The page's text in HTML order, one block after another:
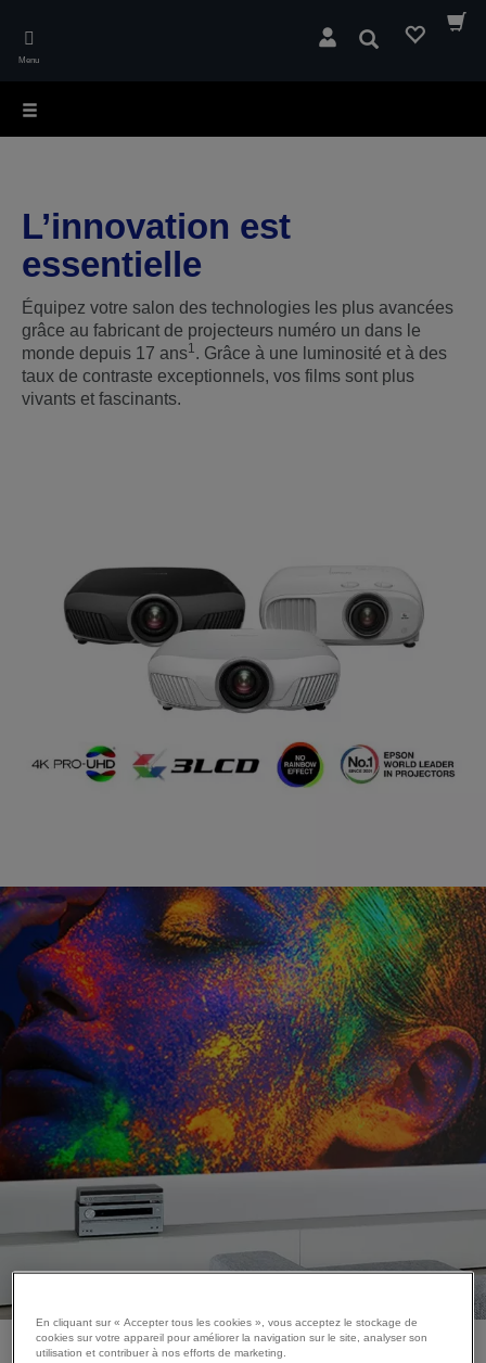
main
Menu
Rechercher
L’innovation est
essentielle
Équipez votre salon des technologies les plus avancées
grâce au fabricant de projecteurs numéro un dans le
monde depuis 17 ans1. Grâce à une luminosité et à des
taux de contraste exceptionnels, vos films sont plus
vivants et fascinants.
En cliquant sur « Accepter tous les cookies », vous acceptez le stockage de
cookies sur votre appareil pour améliorer la navigation sur le site, analyser son
utilisation et contribuer à nos efforts de marketing.